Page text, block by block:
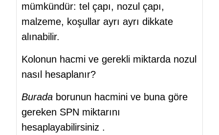
mümkündür: tel çapı, nozul çapı,
malzeme, koşullar ayrı ayrı dikkate
alınabilir.
Kolonun hacmi ve gerekli miktarda nozul
nasıl hesaplanır?
Burada borunun hacmini ve buna göre
gereken SPN miktarını
hesaplayabilirsiniz .